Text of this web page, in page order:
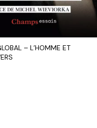
– L’HOMME ET